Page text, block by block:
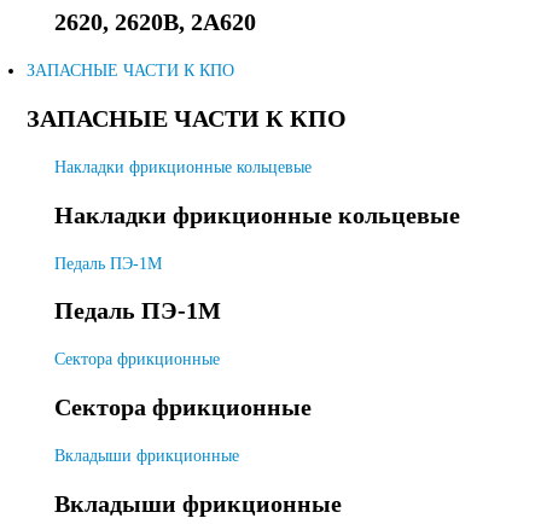
2620, 2620В, 2А620
ЗАПАСНЫЕ ЧАСТИ К КПО
ЗАПАСНЫЕ ЧАСТИ К КПО
Накладки фрикционные кольцевые
Накладки фрикционные кольцевые
Педаль ПЭ-1М
Педаль ПЭ-1М
Сектора фрикционные
Сектора фрикционные
Вкладыши фрикционные
Вкладыши фрикционные